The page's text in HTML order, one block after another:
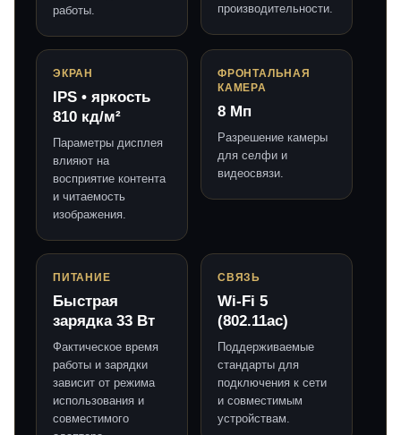
работы.
производительности.
ЭКРАН
IPS • яркость
810 кд/м²
Параметры дисплея
влияют на
восприятие контента
и читаемость
изображения.
ФРОНТАЛЬНАЯ
КАМЕРА
8 Мп
Разрешение камеры
для селфи и
видеосвязи.
ПИТАНИЕ
Быстрая
зарядка 33 Вт
Фактическое время
работы и зарядки
зависит от режима
использования и
совместимого
СВЯЗЬ
Wi-Fi 5
(802.11ac)
Поддерживаемые
стандарты для
подключения к сети
и совместимым
устройствам.